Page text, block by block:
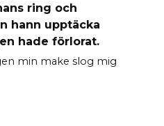
ring och
hann upptäcka
hade förlorat.
min make slog mig